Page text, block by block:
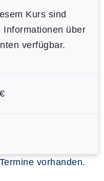
Kurs sind
Informationen über
verfügbar.
vorhanden.